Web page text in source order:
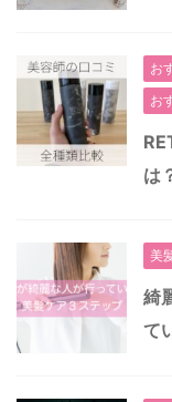
お
お
は
美
綺
て